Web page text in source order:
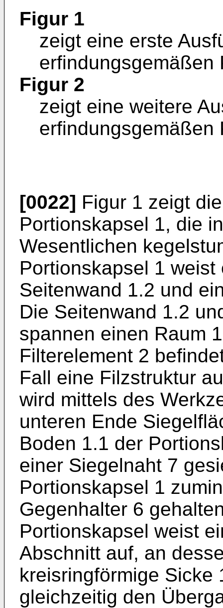
Figur 1
zeigt eine erste
erfindungsgemäßen
Figur 2
zeigt eine weitere
erfindungsgemäßen
[0022] Figur 1 zeigt
Portionskapsel 1, die
Wesentlichen
Portionskapsel 1
Seitenwand 1.2 und
Die Seitenwand 1.2
spannen einen Raum
Filterelement 2
Fall eine Filzstruktur
wird mittels des
unteren Ende
Boden 1.1 der
einer Siegelnaht 7
Portionskapsel 1
Gegenhalter 6
Portionskapsel weist
Abschnitt auf, an
kreisringförmige Sicke
gleichzeitig den